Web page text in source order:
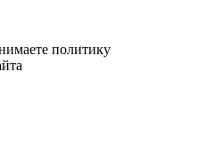
политику